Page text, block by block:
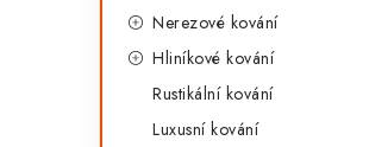
Nerezové kování
Hliníkové kování
Rustikální kování
Luxusní kování